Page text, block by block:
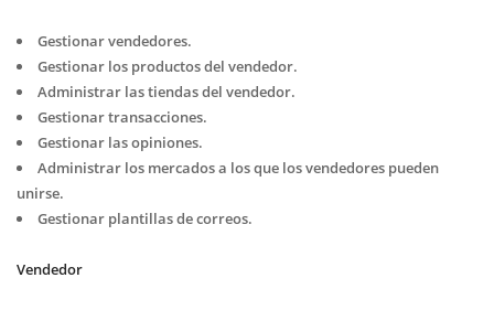
Gestionar vendedores.
Gestionar los productos del vendedor.
Administrar las tiendas del vendedor.
Gestionar transacciones.
Gestionar las opiniones.
Administrar los mercados a los que los vendedores pueden
unirse.
Gestionar plantillas de correos.
Vendedor